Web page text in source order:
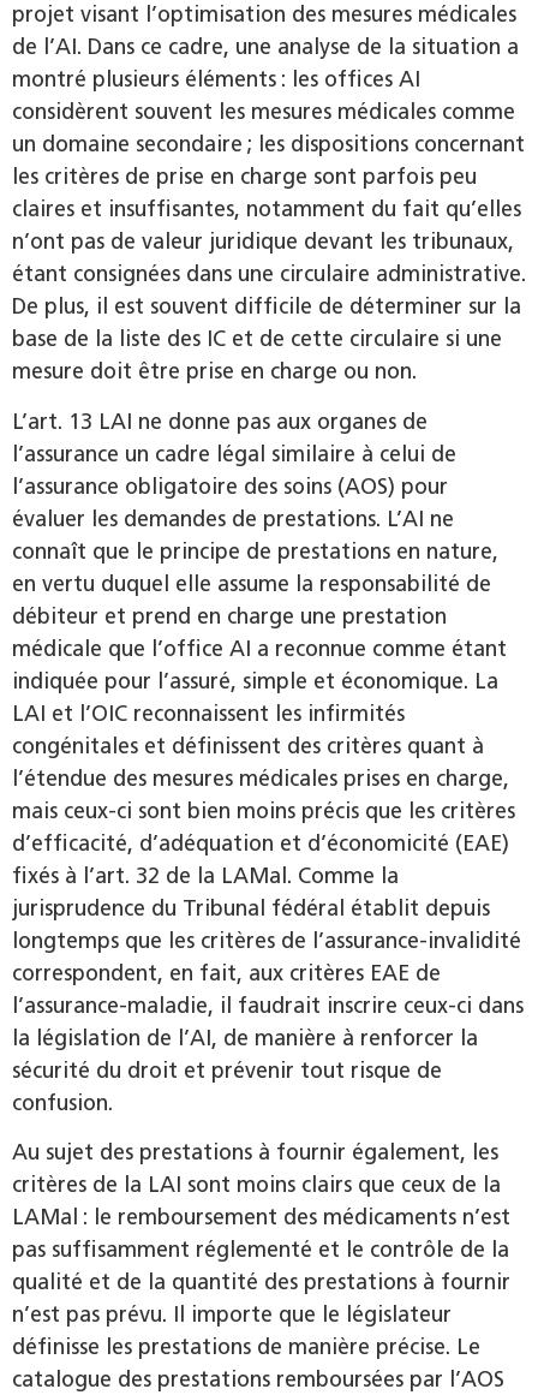
projet visant l’optimisation des mesures médicales
de l’AI. Dans ce cadre, une analyse de la situation a
montré plusieurs éléments : les offices AI
considèrent souvent les mesures médicales comme
un domaine secondaire ; les dispositions concernant
les critères de prise en charge sont parfois peu
claires et insuffisantes, notamment du fait qu’elles
n’ont pas de valeur juridique devant les tribunaux,
étant consignées dans une circulaire administrative.
De plus, il est souvent difficile de déterminer sur la
base de la liste des IC et de cette circulaire si une
mesure doit être prise en charge ou non.
L’art. 13 LAI ne donne pas aux organes de
l’assurance un cadre légal similaire à celui de
l’assurance obligatoire des soins (AOS) pour
évaluer les demandes de prestations. L’AI ne
connaît que le principe de prestations en nature,
en vertu duquel elle assume la responsabilité de
débiteur et prend en charge une prestation
médicale que l’office AI a reconnue comme étant
indiquée pour l’assuré, simple et économique. La
LAI et l’OIC reconnaissent les infirmités
congénitales et définissent des critères quant à
l’étendue des mesures médicales prises en charge,
mais ceux-ci sont bien moins précis que les critères
d’efficacité, d’adéquation et d’économicité (EAE)
fixés à l’art. 32 de la LAMal. Comme la
jurisprudence du Tribunal fédéral établit depuis
longtemps que les critères de l’assurance-invalidité
correspondent, en fait, aux critères EAE de
l’assurance-maladie, il faudrait inscrire ceux-ci dans
la législation de l’AI, de manière à renforcer la
sécurité du droit et prévenir tout risque de
confusion.
Au sujet des prestations à fournir également, les
critères de la LAI sont moins clairs que ceux de la
LAMal : le remboursement des médicaments n’est
pas suffisamment réglementé et le contrôle de la
qualité et de la quantité des prestations à fournir
n’est pas prévu. Il importe que le législateur
définisse les prestations de manière précise. Le
catalogue des prestations remboursées par l’AOS